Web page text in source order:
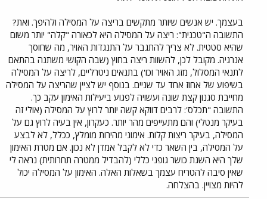
בעצמך. יש אנשים שיותר מתקשים בריצה על המסילה ולהיפך. ואת?
התשובה ה"טכנית": ריצה על המסילה היא לכאורה "קלה" יותר משום
שהיא סטטית. לא צריך להתגבר על התנגדות האויר, מה שחוסך
אנרגיה. מקובל לכן, להשוות ריצה בחוץ (שבה הקושי משתנה בהתאם
לתנאי המסלול, מזג האויר וכו') בתנאים ניטרליים, לריצה על המסילה
בשיפוע של אחוז אחד עד שניים. בנוסף יש לציין שהריצה על המסילה
מחייבת סגנון קצת שונה ועשויה לפגוע ביעילות האימון עקב כך.
התשובה "תכלס': לרבים דווקא קשה יותר לרוץ על המסילה (אולי זה
בעיקר מנטלי) והם מתעייפים מהר יותר. כעקרון, אין בעיה לרוץ גם על
המסילה, בעיקר ריצות קלות. אימוני מהירות מומלץ, ככלל, לא לבצע
על המסילה, בין השאר כדי לא לקבל אמדן לא נכון. אם מטרת האימון
שלך היא השגת כושר גופני כללי (להבדיל ממטרה תחרותית) נראה לי
שאין סיבה להטריח עצמך בשאלות האלה. האימון על המסילה יכול
להיות מצויין. בהצלחה.